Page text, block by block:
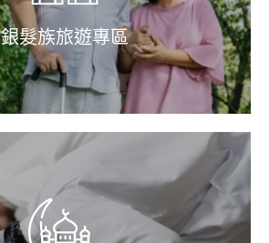
銀髮族旅遊專區